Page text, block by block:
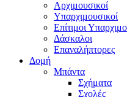
Aρχιμουσικοί
Υπαρχιμουσικοί
Επίτιμοι
Δάσκαλοι
Επαναλήπτορες
Δομή
Μπάντα
Σχήματα
Σχολές